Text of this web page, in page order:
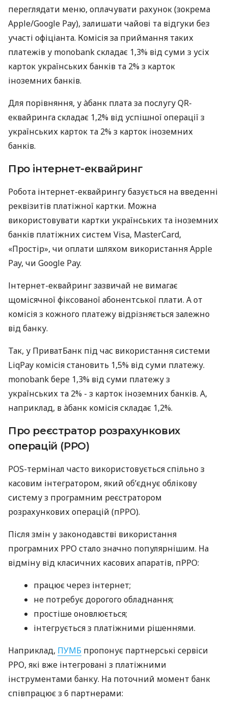
переглядати меню, оплачувати рахунок (зокрема
Apple/Google Pay), залишати чайові та відгуки без
участі офіціанта. Комісія за приймання таких
платежів у monobank складає 1,3% від суми з усіх
карток українських банків та 2% з карток
іноземних банків.
Для порівняння, у àбанк плата за послугу QR-
еквайринга складає 1,2% від успішної операції з
українських карток та 2% з карток іноземних
банків.
Про інтернет-еквайринг
Робота інтернет-еквайрингу базується на введенні
реквізитів платіжної картки. Можна
використовувати картки українських та іноземних
банків платіжних систем Visa, MasterCard,
«Простір», чи оплати шляхом використання Apple
Pay, чи Google Pay.
Інтернет-еквайринг зазвичай не вимагає
щомісячної фіксованої абонентської плати. А от
комісія з кожного платежу відрізняється залежно
від банку.
Так, у ПриватБанк під час використання системи
LiqPay комісія становить 1,5% від суми платежу.
monobank бере 1,3% від суми платежу з
українських та 2% - з карток іноземних банків. А,
наприклад, в àбанк комісія складає 1,2%.
Про реєстратор розрахункових
операцій (РРО)
POS-термінал часто використовується спільно з
касовим інтегратором, який об’єднує облікову
систему з програмним реєстратором
розрахункових операцій (пРРО).
Після змін у законодавстві використання
програмних РРО стало значно популярнішим. На
відміну від класичних касових апаратів, пРРО:
працює через інтернет;
не потребує дорогого обладнання;
простіше оновлюється;
інтегрується з платіжними рішеннями.
Наприклад, ПУМБ пропонує партнерські сервіси
РРО, які вже інтегровані з платіжними
інструментами банку. На поточний момент банк
співпрацює з 6 партнерами: